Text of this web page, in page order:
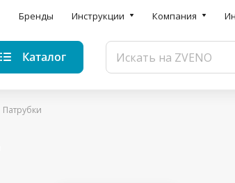
Бренды Инструкции Компания
Каталог
Патрубки